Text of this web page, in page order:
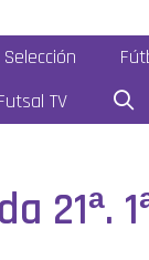
Selección
TV
21ª.